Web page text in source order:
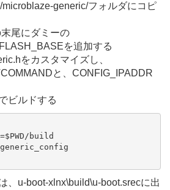
generic/フォルダにコピ
尾にダミーの
を追加する
をカスタマイズし、
と、CONFIG_IPADDR
ビルドする
build
、u-boot-xlnx\build\u-boot.srecに出